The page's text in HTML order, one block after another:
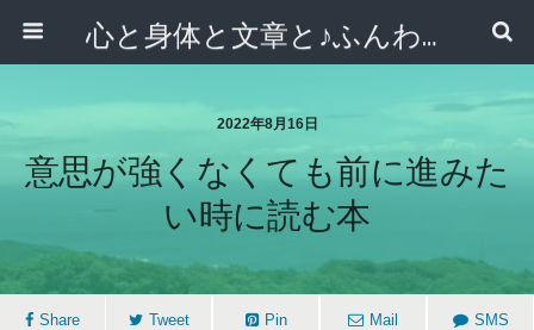
心と身体と文章と♪ふんわりシンプルライフ講座 【西宮・宝塚】
2022年8月16日
意思が強くなくても前に進みた
い時に読む本
Share Tweet Pin Mail SMS